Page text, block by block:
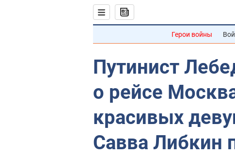
Герои войны
Путинист
о рейсе
красивых
Савва Либкин